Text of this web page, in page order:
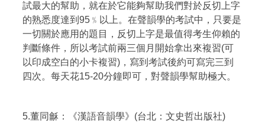
試最大的幫助，就在於它能夠幫助我們對於反切上字
的熟悉度達到95﹪以上。在聲韻學的考試中，只要是
一切關於應用的題目，反切上字是最值得考生仰賴的
判斷條件，所以考試前兩三個月開始拿出來複習(可
以印成空白的小卡複習)，寫到考試後約可寫完三到
四次。每天花15-20分鐘即可，對聲韻學幫助極大。
5.董同龢：《漢語音韻學》(台北：文史哲出版社)